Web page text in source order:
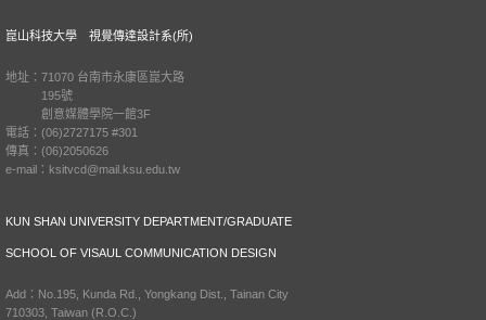
崑山科技大學 視覺傳達設計系(所)
地址：71070 台南市永康區崑大路
195號
創意媒體學院一館3F
電話：(06)2727175 #301
傳真：(06)2050626
e-mail：ksitvcd@mail.ksu.edu.tw
KUN SHAN UNIVERSITY DEPARTMENT/GRADUATE
SCHOOL OF VISAUL COMMUNICATION DESIGN
Add：No.195, Kunda Rd., Yongkang Dist., Tainan City
710303, Taiwan (R.O.C.)